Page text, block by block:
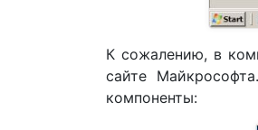
К сожалению, в
сайте
компоненты: